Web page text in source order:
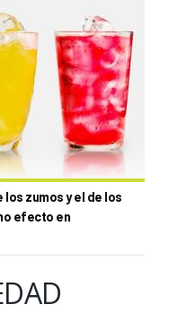
zumos y el de los
efecto en